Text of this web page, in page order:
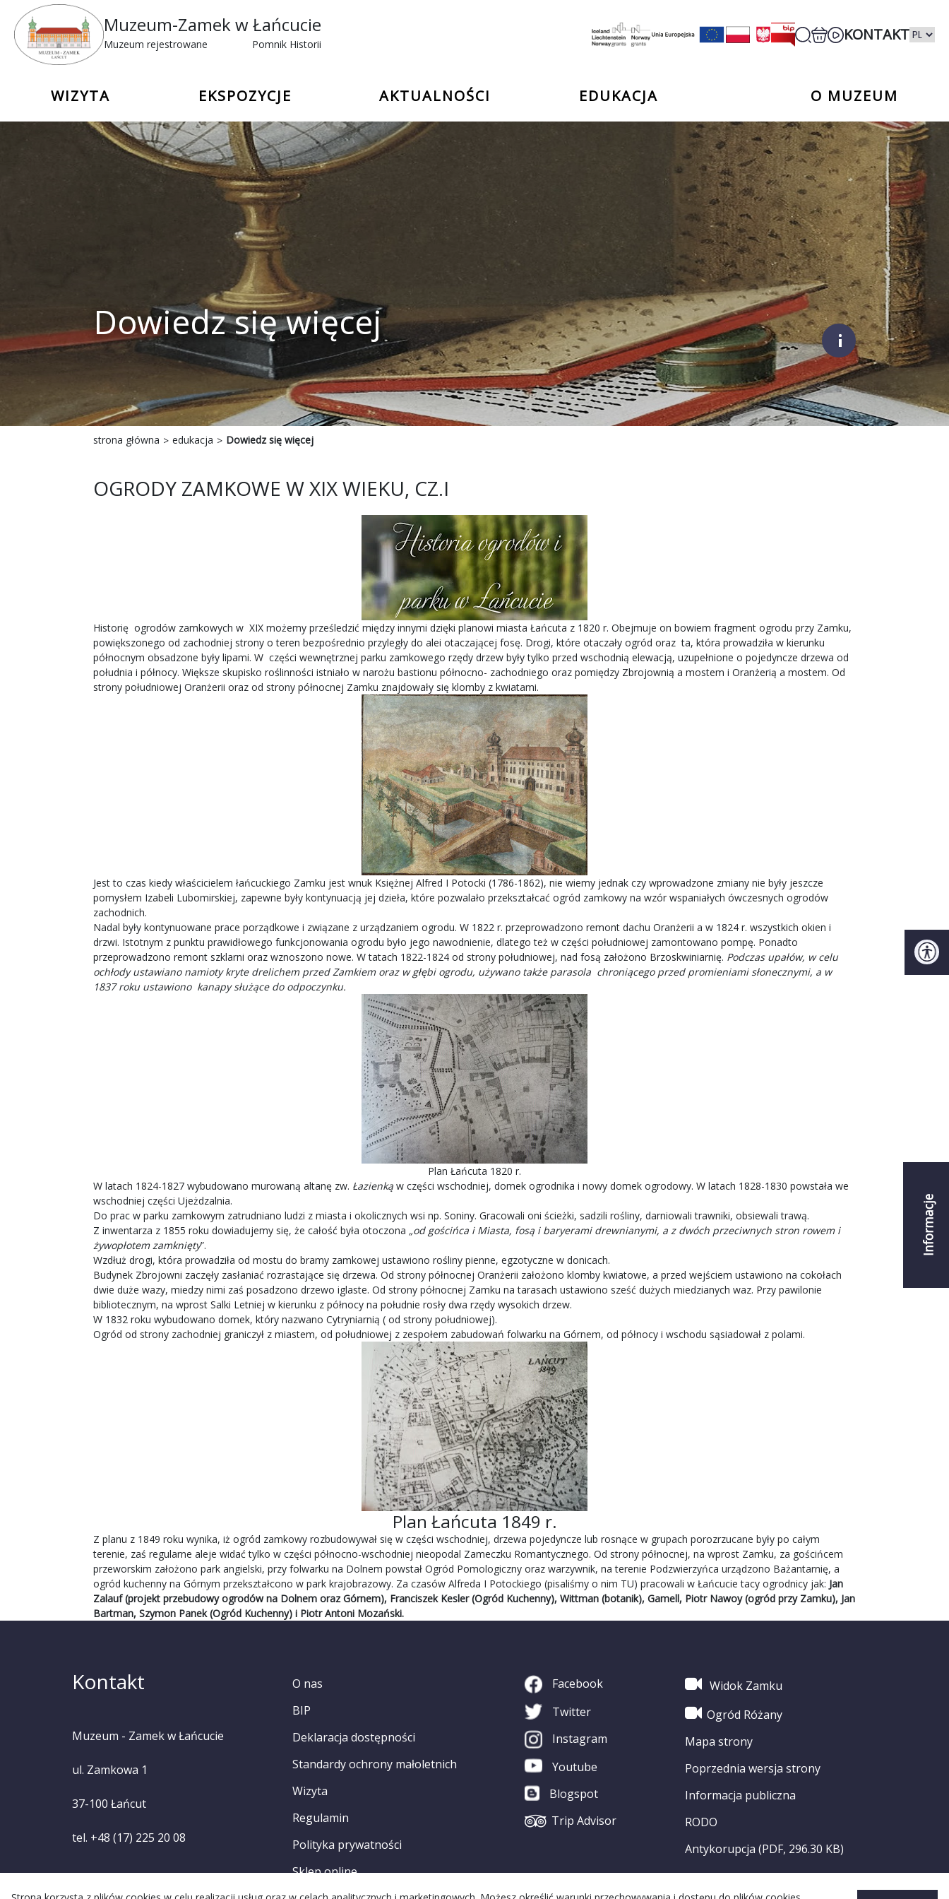
Muzeum-Zamek w Łańcucie
Muzeum rejestrowane Pomnik Historii
KONTAKT
WIZYTA EKSPOZYCJE AKTUALNOŚCI EDUKACJA O MUZEUM
Informacje
Dowiedz się więcej ;
strona główna edukacja Dowiedz się więcej
OGRODY ZAMKOWE W XIX WIEKU, CZ.I
Historię ogrodów zamkowych w XIX możemy prześledzić między innymi dzięki planowi miasta Łańcuta z 1820 r. Obejmuje on bowiem fragment ogrodu przy Zamku,
powiększonego od zachodniej strony o teren bezpośrednio przyległy do alei otaczającej fosę. Drogi, które otaczały ogród oraz ta, która prowadziła w kierunku
północnym obsadzone były lipami. W części wewnętrznej parku zamkowego rzędy drzew były tylko przed wschodnią elewacją, uzupełnione o pojedyncze drzewa od
południa i północy. Większe skupisko roślinności istniało w narożu bastionu północno- zachodniego oraz pomiędzy Zbrojownią a mostem i Oranżerią a mostem. Od
strony południowej Oranżerii oraz od strony północnej Zamku znajdowały się klomby z kwiatami.
Jest to czas kiedy właścicielem łańcuckiego Zamku jest wnuk Księżnej Alfred I Potocki (1786-1862), nie wiemy jednak czy wprowadzone zmiany nie były jeszcze
pomysłem Izabeli Lubomirskiej, zapewne były kontynuacją jej dzieła, które pozwalało przekształcać ogród zamkowy na wzór wspaniałych ówczesnych ogrodów
zachodnich.
Nadal były kontynuowane prace porządkowe i związane z urządzaniem ogrodu. W 1822 r. przeprowadzono remont dachu Oranżerii a w 1824 r. wszystkich okien i
drzwi. Istotnym z punktu prawidłowego funkcjonowania ogrodu było jego nawodnienie, dlatego też w części południowej zamontowano pompę. Ponadto
przeprowadzono remont szklarni oraz wznoszono nowe. W tatach 1822-1824 od strony południowej, nad fosą założono Brzoskwiniarnię. Podczas upałów, w celu
ochłody ustawiano namioty kryte drelichem przed Zamkiem oraz w głębi ogrodu, używano także parasola chroniącego przed promieniami słonecznymi, a w
1837 roku ustawiono kanapy służące do odpoczynku.
Plan Łańcuta 1820 r.
W latach 1824-1827 wybudowano murowaną altanę zw. Łazienką w części wschodniej, domek ogrodnika i nowy domek ogrodowy. W latach 1828-1830 powstała we
wschodniej części Ujeżdzalnia.
Do prac w parku zamkowym zatrudniano ludzi z miasta i okolicznych wsi np. Soniny. Gracowali oni ścieżki, sadzili rośliny, darniowali trawniki, obsiewali trawą.
Z inwentarza z 1855 roku dowiadujemy się, że całość była otoczona „od gościńca i Miasta, fosą i baryerami drewnianymi, a z dwóch przeciwnych stron rowem i
żywopłotem zamknięty”.
Wzdłuż drogi, która prowadziła od mostu do bramy zamkowej ustawiono rośliny pienne, egzotyczne w donicach.
Budynek Zbrojowni zaczęły zasłaniać rozrastające się drzewa. Od strony północnej Oranżerii założono klomby kwiatowe, a przed wejściem ustawiono na cokołach
dwie duże wazy, miedzy nimi zaś posadzono drzewo iglaste. Od strony północnej Zamku na tarasach ustawiono sześć dużych miedzianych waz. Przy pawilonie
bibliotecznym, na wprost Salki Letniej w kierunku z północy na południe rosły dwa rzędy wysokich drzew.
W 1832 roku wybudowano domek, który nazwano Cytryniarnią ( od strony południowej).
Ogród od strony zachodniej graniczył z miastem, od południowej z zespołem zabudowań folwarku na Górnem, od północy i wschodu sąsiadował z polami.
Plan Łańcuta 1849 r.
Z planu z 1849 roku wynika, iż ogród zamkowy rozbudowywał się w części wschodniej, drzewa pojedyncze lub rosnące w grupach porozrzucane były po całym
terenie, zaś regularne aleje widać tylko w części północno-wschodniej nieopodal Zameczku Romantycznego. Od strony północnej, na wprost Zamku, za gościńcem
przeworskim założono park angielski, przy folwarku na Dolnem powstał Ogród Pomologiczny oraz warzywnik, na terenie Podzwierzyńca urządzono Bażantarnię, a
ogród kuchenny na Górnym przekształcono w park krajobrazowy. Za czasów Alfreda I Potockiego (pisaliśmy o nim TU) pracowali w Łańcucie tacy ogrodnicy jak: Jan
Zalauf (projekt przebudowy ogrodów na Dolnem oraz Górnem), Franciszek Kesler (Ogród Kuchenny), Wittman (botanik), Gamell, Piotr Nawoy (ogród przy Zamku), Jan
Bartman, Szymon Panek (Ogród Kuchenny) i Piotr Antoni Mozański.
Kontakt
Muzeum - Zamek w Łańcucie
ul. Zamkowa 1
37-100 Łańcut
tel. +48 (17) 225 20 08
O nas
BIP
Deklaracja dostępności
Standardy ochrony małoletnich
Wizyta
Regulamin
Polityka prywatności
Sklep online
Facebook
Twitter
Instagram
Youtube
Blogspot
Trip Advisor
Widok Zamku
Ogród Różany
Mapa strony
Poprzednia wersja strony
Informacja publiczna
RODO
Antykorupcja (PDF, 296.30 KB)